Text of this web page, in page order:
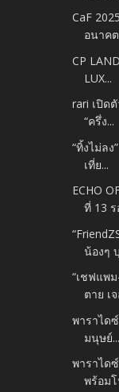
CaF
อนาค
CP
LUX...
rari เปิด
“ครึ่ง...
“ทิ้งไม่ล
เที่ย...
ECHO
ที่ 13 ร
น้องๆ
“เชฟแพ
ตาย เ
พาราได
มนุษย์...
พาราได
พร้อมโ